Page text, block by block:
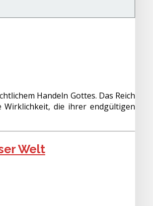
Handeln Gottes. Das Reich
die ihrer endgültigen
Welt